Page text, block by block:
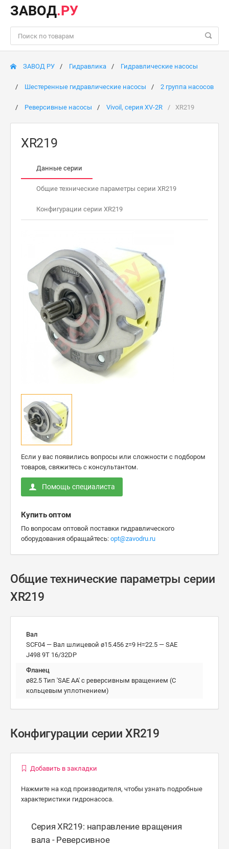
ЗАВОД.РУ
ЗАВОД РУ Гидравлика Гидравлические насосы
Шестеренные гидравлические насосы 2 группа насосов
Реверсивные насосы Vivoil, серия XV-2R XR219
XR219
Данные серии
Общие технические параметры серии XR219
Конфигурации серии XR219
Если у вас появились вопросы или сложности с подбором
товаров, свяжитесь с консультантом.
Помощь специалиста
Купить оптом
По вопросам оптовой поставки гидравлического
оборудования обращайтесь: opt@zavodru.ru
Общие технические параметры серии
XR219
Вал
SCF04 — Вал шлицевой ø15.456 z=9 H=22.5 — SAE
J498 9T 16/32DP
Фланец
ø82.5 Тип 'SAE AA' с реверсивным вращением (С
кольцевым уплотнением)
Конфигурации серии XR219
Добавить в закладки
Нажмите на код производителя, чтобы узнать подробные
характеристики гидронасоса.
Серия XR219: направление вращения
вала - Реверсивное